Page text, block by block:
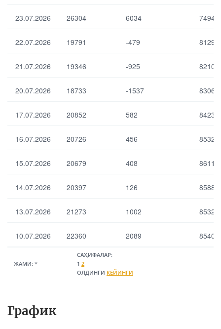
ни
ма
жб
ий
ал
ўрт
аш
ъё
ри
н
вут
нг
кви
ни
ди
ш
ер
ац
ла
ум
қо
Выбрать все
23.07.2026 26304 6034 74943
22.07.2026 19791 -479 81291
21.07.2026 19346 -925 82106
20.07.2026 18733 -1537 83063
17.07.2026 20852 582 84238
16.07.2026 20726 456 85324
15.07.2026 20679 408 86112
14.07.2026 20397 126 85880
13.07.2026 21273 1002 85326
10.07.2026 22360 2089 85409
ЖАМИ: *
САҲИФАЛАР:
1 2
ОЛДИНГИ КЕЙИНГИ
График